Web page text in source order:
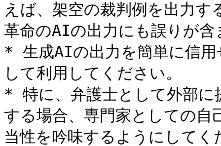
えば、架空の裁判例を出力
革命のAIの出力にも誤りが
* 生成AIの出力を簡単に信用
して利用してください。
* 特に、弁護士として外部に
する場合、専門家としての自
当性を吟味するようにしてく